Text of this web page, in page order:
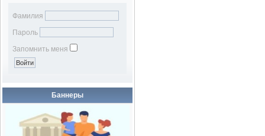
Фамилия
Пароль
Запомнить меня
Баннеры